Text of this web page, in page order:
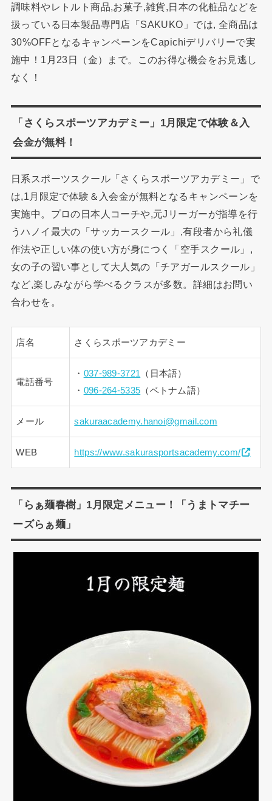
調味料やレトルト商品,お菓子,雑貨,日本の化粧品などを
扱っている日本製品専門店「SAKUKO」では, 全商品は
30%OFFとなるキャンペーンをCapichiデリバリーで実
施中！1月23日（金）まで。このお得な機会をお見逃し
なく！
「さくらスポーツアカデミー」1月限定で体験＆入
会金が無料！
日系スポーツスクール「さくらスポーツアカデミー」で
は,1月限定で体験＆入会金が無料となるキャンペーンを
実施中。プロの日本人コーチや,元Jリーガーが指導を行
うハノイ最大の「サッカースクール」,有段者から礼儀
作法や正しい体の使い方が身につく「空手スクール」,
女の子の習い事として大人気の「チアガールスクール」
など,楽しみながら学べるクラスが多数。詳細はお問い
合わせを。
店名 さくらスポーツアカデミー
電話番号
・ 037-989-3721 （日本語）
・ 096-264-5335 （ベトナム語）
メール sakuraacademy.hanoi@gmail.com
WEB https://www.sakurasportsacademy.com/
「らぁ麺春樹」1月限定メニュー！「うまトマチー
ーズらぁ麺」